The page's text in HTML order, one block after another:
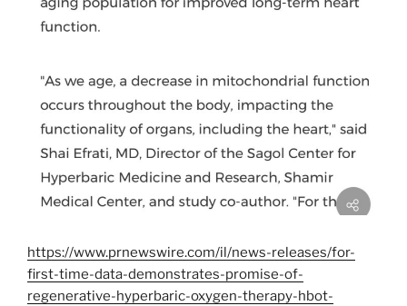
https://www.prnewswire.com/il/news-releases/for-
first-time-data-demonstrates-promise-of-
regenerative-hyperbaric-oxygen-therapy-hbot-